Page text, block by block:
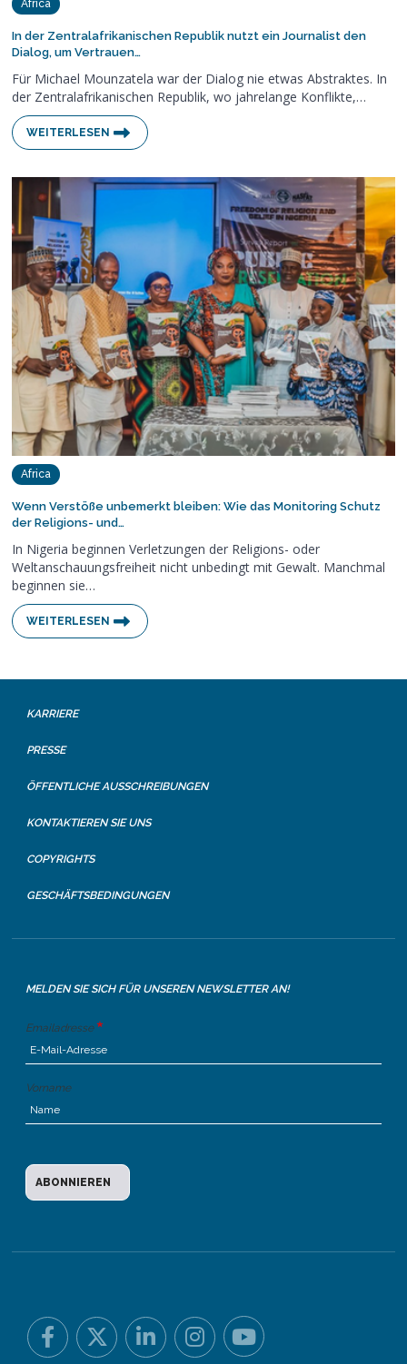
Africa
In der Zentralafrikanischen Republik nutzt ein Journalist den
Dialog, um Vertrauen…
Für Michael Mounzatela war der Dialog nie etwas Abstraktes. In
der Zentralafrikanischen Republik, wo jahrelange Konflikte,…
WEITERLESEN
Africa
Wenn Verstöße unbemerkt bleiben: Wie das Monitoring Schutz
der Religions- und…
In Nigeria beginnen Verletzungen der Religions- oder
Weltanschauungsfreiheit nicht unbedingt mit Gewalt. Manchmal
beginnen sie…
WEITERLESEN
KARRIERE
PRESSE
ÖFFENTLICHE AUSSCHREIBUNGEN
KONTAKTIEREN SIE UNS
COPYRIGHTS
GESCHÄFTSBEDINGUNGEN
MELDEN SIE SICH FÜR UNSEREN NEWSLETTER AN!
Emailadresse
Vorname